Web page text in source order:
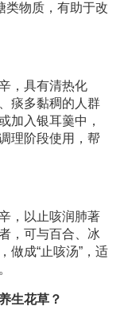
类物质，有助于改
，具有清热化
痰多黏稠的人群
加入银耳羹中，
理阶段使用，帮
，以止咳润肺著
，可与百合、冰
做成“止咳汤”，适
生花草？